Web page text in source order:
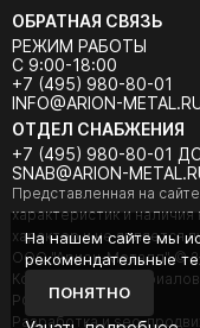
ОБРАТНАЯ СВЯЗЬ
РЕЖИМ РАБОТЫ
С 9:00-18:00
+7 (495) 980-80-01
INFO@ARION-
ОТДЕЛ СНАБЖЕНИЯ
+7 (495) 980-80-01
SNAB@ARION-
Представленная на
характеристик и
характер и не является
ООО "Арион-Металл" ©
Копирование
РФ).
Разработка и seo-
На нашем сайте мы
рекомендательные
ПОНЯТНО